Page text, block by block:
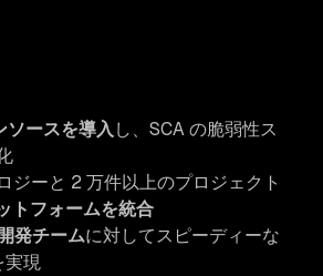
ースを導入し、SCA の脆弱性ス
ジーと 2 万件以上のプロジェクト
トフォームを統合
発チームに対してスピーディーな
実現